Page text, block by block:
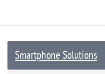
Smartphone Solutions